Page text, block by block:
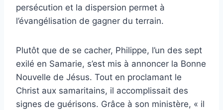
persécution et la dispersion permet à
l’évangélisation de gagner du terrain.
Plutôt que de se cacher, Philippe, l’un des sept
exilé en Samarie, s’est mis à annoncer la Bonne
Nouvelle de Jésus. Tout en proclamant le
Christ aux samaritains, il accomplissait des
signes de guérisons. Grâce à son ministère, « il